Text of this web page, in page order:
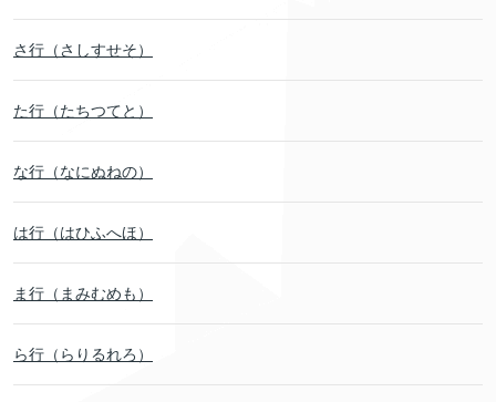
さ行（さしすせそ）
た行（たちつてと）
な行（なにぬねの）
は行（はひふへほ）
ま行（まみむめも）
ら行（らりるれろ）